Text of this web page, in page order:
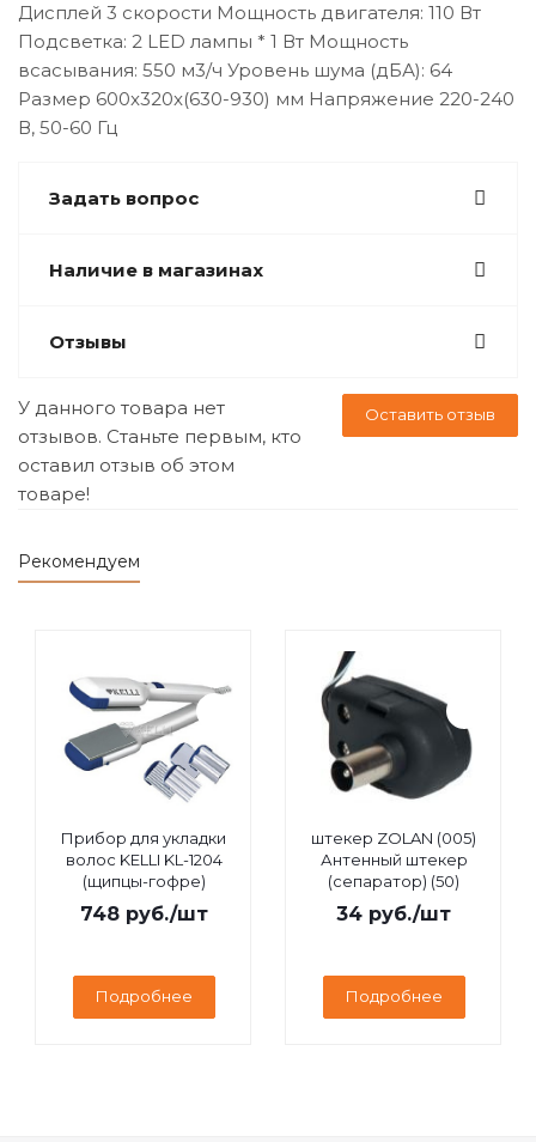
Дисплей 3 скорости Мощность двигателя: 110 Вт
Подсветка: 2 LED лампы * 1 Вт Мощность
всасывания: 550 м3/ч Уровень шума (дБА): 64
Размер 600x320x(630-930) мм Напряжение 220-240
В, 50-60 Гц
Задать вопрос
Наличие в магазинах
Отзывы
Оставить отзыв
У данного товара нет
отзывов. Станьте первым, кто
оставил отзыв об этом
товаре!
Рекомендуем
Прибор для укладки
волос KELLI KL-1204
(щипцы-гофре)
748руб./шт
Подробнее
штекер ZOLAN (005)
Антенный штекер
(сепаратор) (50)
34 руб./шт
Подробнее